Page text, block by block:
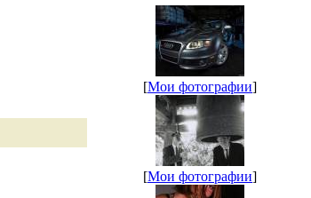
[Мои фотографии]
[Мои фотографии]